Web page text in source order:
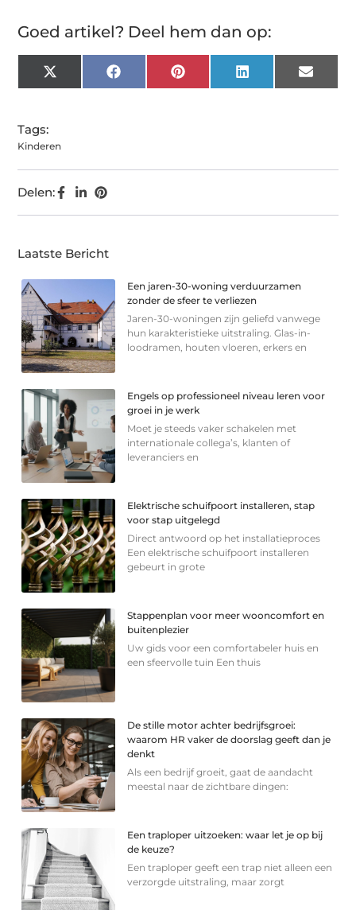
Goed artikel? Deel hem dan op:
X
(Twitter)
Facebook Pinterest LinkedIn Email
Tags:
Kinderen
Delen:
Laatste Bericht
Een jaren-30-woning verduurzamen
zonder de sfeer te verliezen
Jaren-30-woningen zijn geliefd vanwege
hun karakteristieke uitstraling. Glas-in-
loodramen, houten vloeren, erkers en
Engels op professioneel niveau leren voor
groei in je werk
Moet je steeds vaker schakelen met
internationale collega’s, klanten of
leveranciers en
Elektrische schuifpoort installeren, stap
voor stap uitgelegd
Direct antwoord op het installatieproces
Een elektrische schuifpoort installeren
gebeurt in grote
Stappenplan voor meer wooncomfort en
buitenplezier
Uw gids voor een comfortabeler huis en
een sfeervolle tuin Een thuis
De stille motor achter bedrijfsgroei:
waarom HR vaker de doorslag geeft dan je
denkt
Als een bedrijf groeit, gaat de aandacht
meestal naar de zichtbare dingen:
Een traploper uitzoeken: waar let je op bij
de keuze?
Een traploper geeft een trap niet alleen een
verzorgde uitstraling, maar zorgt